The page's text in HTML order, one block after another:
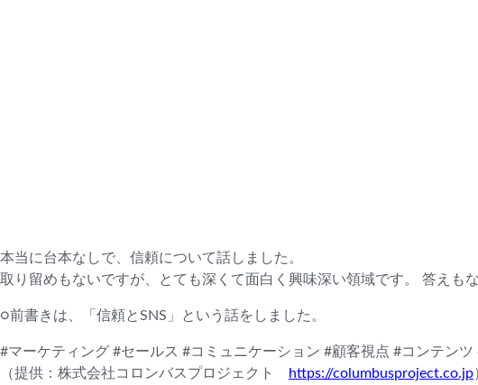
本当に台本なしで、信頼について話しました。
取り留めもないですが、とても深くて面白く興味深い領域です。 答えも
○前書きは、「信頼とSNS」という話をしました。
#マーケティング #セールス #コミュニケーション #顧客視点 #コンテン
（提供：株式会社コロンバスプロジェクト
https://columbusproject.co.jp